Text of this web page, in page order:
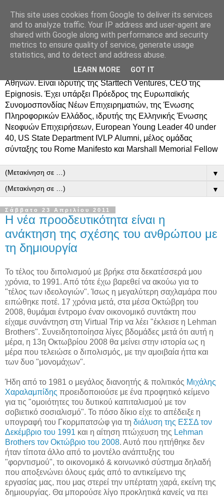
Δημήτρης Τσίγκος
Ο Δημήτρης Τσίγκος γεννήθηκε στον Ασπρόπυργο.
Σπούδασε Επιστήμη Υπολογιστών στο Πανεπιστήμιο
Κρήτης, πήρε MBA από το Οικονομικό Πανεπιστήμιο
Αθηνών. Είναι ιδρυτής της Starttech Ventures, CEO της
Epignosis. Έχει υπάρξει Πρόεδρος της Ευρωπαϊκής
Συνομοσπονδίας Νέων Επιχειρηματιών, της Ένωσης
Πληροφορικών Ελλάδος, ιδρυτής της Ελληνικής Ένωσης
Νεοφυών Επιχειρήσεων, European Young Leader 40 under
40, US State Department IVLP Alumni, μέλος ομάδας
σύνταξης του Rome Manifesto και Marshall Memorial Fellow
▼
▼
Σάββατο 23 Απριλίου 2011
Η νέα προοδευτικότητα είναι η
ανάκτηση της σχέσης του ανθρώπου με
τη δημιουργία
Το τέλος του διπολισμού με βρήκε στα δεκατέσσερά μου
χρόνια, το 1991. Από τότε έχω βαρεθεί να ακούω για το
"τέλος των ιδεολογιών". Ίσως η μεγαλύτερη σαχλαμάρα που
ειπώθηκε ποτέ. 17 χρόνια μετά, στα μέσα Οκτώβρη του
2008, θυμάμαι έντρομο έναν οικονομικό συντάκτη που
είχαμε συνάντηση στη Virtual Trip να λέει "έκλεισε η Lehman
Brothers". Συνειδητοποίησα λίγες βδομάδες μετά ότι αυτή η
μέρα, η 13η Οκτωβρίου 2008 θα μείνει στην ιστορία ως η
μέρα που τελειώσε ο διπολισμός, με την αμοιβαία ήττα και
των δυο "μονομάχων".
Ήδη από το 1981 ο μεγάλος διανοητής & πολιτικός Μιχάλης
Χαραλαμπίδης προειδοποιούσε με ένα προφητικό κείμενο
για τις "ομοιότητες του δυτικού καπιταλισμού με τον
σοβιετικό σοσιαλισμό". Το πόσο δίκιο είχε το απέδειξε η
υπογραφή του Γκορμπατσώφ για τη διάλυση της ΕΣΣΔ τον
Δεκέμβριο του 1991 και η αίτηση πτώχευση της Lehman
Brothers τον Οκτώβριο του 2008. Αυτό που ηττήθηκε δεν
ήταν τίποτα άλλο από το μοντέλο ανάπτυξης του
"φορντισμού", το οικονομικό & κοινωνικό σύστημα δηλαδή
που αποξενώνει όλους εμάς από το αντικείμενο της
εργασίας μας, που μας στερεί την υπέρτατη χαρά, εκείνη της
δημιουργίας. Θα μπορούσε λίγο προκλητικά κανείς να πει
This site uses cookies from Google to deliver its services
and to analyze traffic. Your IP address and user-agent are
shared with Google along with performance and security
metrics to ensure quality of service, generate usage
statistics, and to detect and address abuse.
LEARN MORE GOT IT